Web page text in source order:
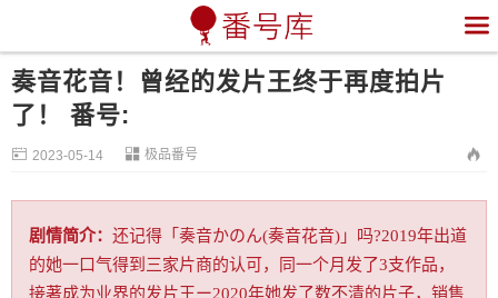

奏音花音！曾经的发片王终于再度拍片
了！ 番号:
 2023-05-14  极品番号 
剧情简介： 还记得「奏音かのん(奏音花音)」吗?2019年出道
的她一口气得到三家片商的认可，同一个月发了3支作品，
接著成为业界的发片王ー2020年她发了数不清的片子，销售